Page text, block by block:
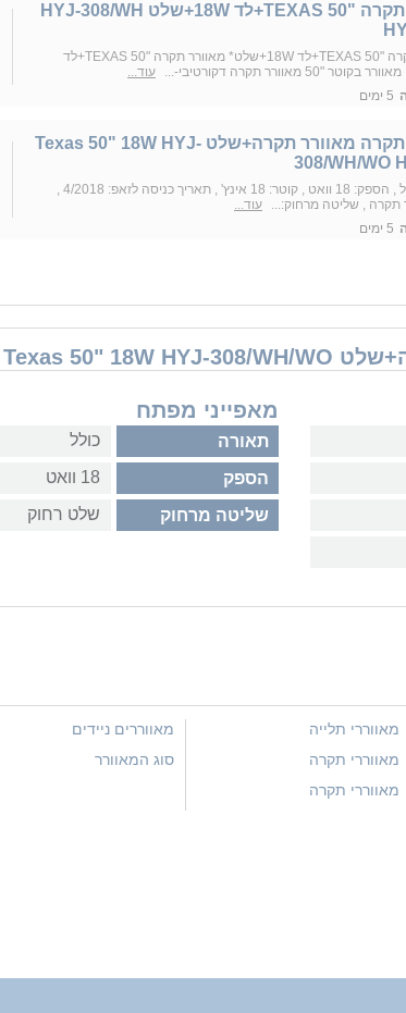
מאוורר תקרה "TEXAS 50+לד 18W+שלט HYJ-308/WH
*מאוורר תקרה "TEXAS 50+לד 18W+שלט* מאוורר תקרה "TEXAS 50+לד
עוד...
5 ימים
מאוורר תקרה מאוורר תקרה+שלט Texas 50" 18W HYJ-
308/WH/WO
תאורה: כולל , הספק: 18 וואט , קוטר: 18 אינץ' , תאריך כניסה לזאפ: 4/2018 ,
תקרה , שליטה מרחוק:...
עוד...
5 ימים
מאפייני מפתח
תאורה כולל
הספק 18 וואט
שליטה מרחוק שלט רחוק
מאווררי תלייה
מאווררי תקרה
מאווררי תקרה
מאווררים ניידים
סוג המאוורר